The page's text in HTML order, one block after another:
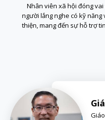
Nhân viên xã hội đóng
người lắng nghe có kỹ năng
thiện, mang đến sự hỗ trợ